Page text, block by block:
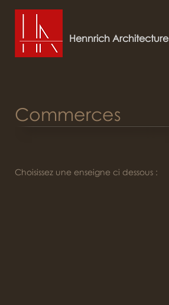
Hennrich Architecture
Commerces
Choisissez une enseigne ci dessous :